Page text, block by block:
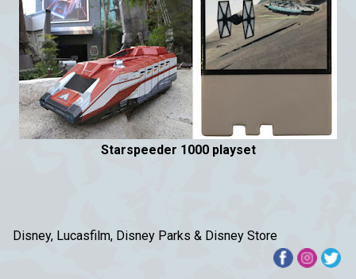
Starspeeder 1000 playset
Disney, Lucasfilm, Disney Parks & Disney Store